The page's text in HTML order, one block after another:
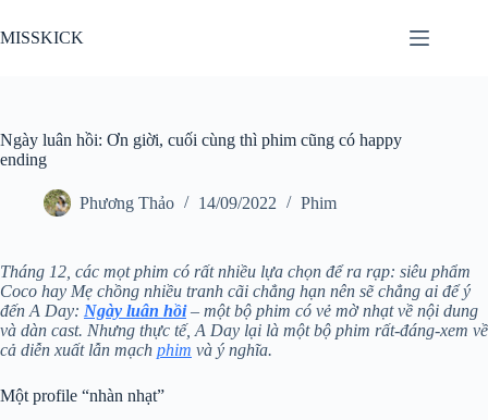
đến
phần
MISSKICK
Ngày luân hồi: Ơn giời, cuối cùng thì phim cũng có happy
ending
Phương Thảo 14/09/2022 Phim
Tháng 12, các mọt phim có rất nhiều lựa chọn để ra rạp: siêu phẩm
Coco hay Mẹ chồng nhiều tranh cãi chẳng hạn nên sẽ chẳng ai để ý
đến A Day: Ngày luân hồi– một bộ phim có vẻ mờ nhạt về nội dung
và dàn cast. Nhưng thực tế, A Day lại là một bộ phim rất-đáng-xem về
cả diễn xuất lẫn mạch phim và ý nghĩa.
Một profile “nhàn nhạt”